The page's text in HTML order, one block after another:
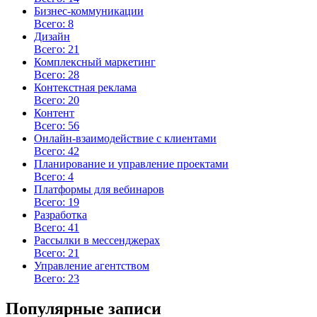
Бизнес-коммуникации
Всего: 8
Дизайн
Всего: 21
Комплексный маркетинг
Всего: 28
Контекстная реклама
Всего: 20
Контент
Всего: 56
Онлайн-взаимодействие с клиентами
Всего: 42
Планирование и управление проектами
Всего: 4
Платформы для вебинаров
Всего: 19
Разработка
Всего: 41
Рассылки в мессенджерах
Всего: 21
Управление агентством
Всего: 23
Популярные записи